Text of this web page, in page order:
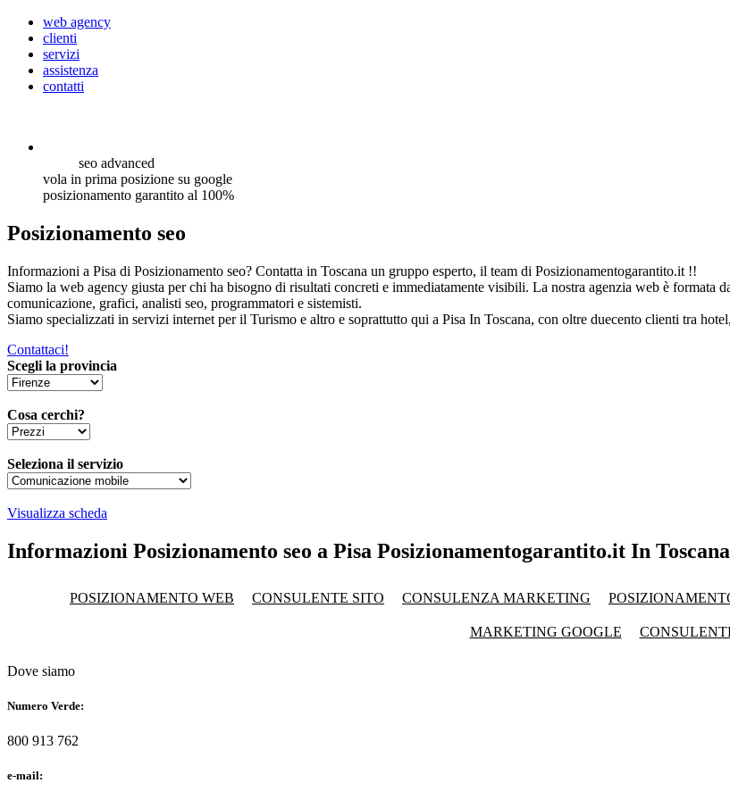
web agency
clienti
servizi
assistenza
contatti
seo advanced
vola in prima posizione su google
posizionamento garantito al 100%
Posizionamento seo
Informazioni a Pisa di Posizionamento seo? Contatta in Toscana un gruppo esperto, il team di Posizionamentogarantito.it !!
Siamo la web agency giusta per chi ha bisogno di risultati concreti e immediatamente visibili. La nostra agenzia web è formata
comunicazione, grafici, analisti seo, programmatori e sistemisti.
Siamo specializzati in servizi internet per il Turismo e altro e soprattutto qui a Pisa In Toscana, con oltre duecento clienti tra
Contattaci!
Scegli la provincia
Cosa cerchi?
Seleziona il servizio
Visualizza scheda
Informazioni Posizionamento seo a Pisa Posizionamentogarantito.it In Toscana
POSIZIONAMENTO WEB CONSULENTE SITO CONSULENZA MARKETING
MARKETING GOOGLE
Dove siamo
Numero Verde:
800 913 762
e-mail: